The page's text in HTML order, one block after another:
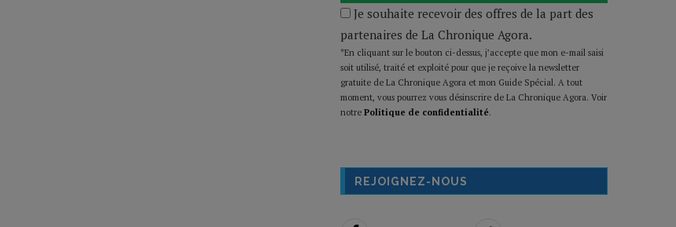
Je souhaite recevoir des offres de la part des
partenaires de La Chronique Agora.
*En cliquant sur le bouton ci-dessus, j’accepte que mon e-mail saisi
soit utilisé, traité et exploité pour que je reçoive la newsletter
gratuite de La Chronique Agora et mon Guide Spécial. A tout
moment, vous pourrez vous désinscrire de La Chronique Agora. Voir
notre Politique de confidentialité.
REJOIGNEZ-NOUS